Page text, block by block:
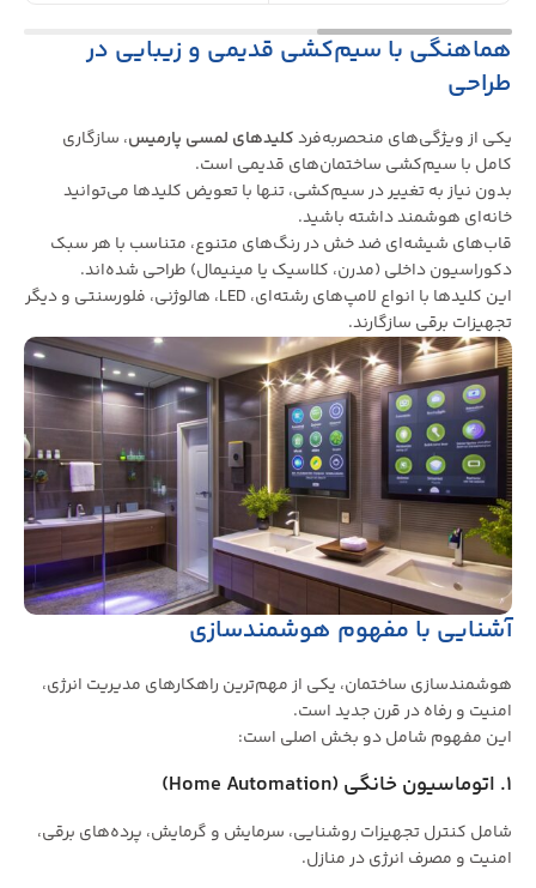
هماهنگی با سیم‌کشی قدیمی و زیبایی در
طراحی
یکی از ویژگی‌های منحصربه‌فردکلیدهای لمسی پارمیس، سازگاری
کامل با سیم‌کشی ساختمان‌های قدیمی است.
بدون نیاز به تغییر در سیم‌کشی، تنها با تعویض کلیدها می‌توانید
خانه‌ای هوشمند داشته باشید.
قاب‌های شیشه‌ای ضد خش در رنگ‌های متنوع، متناسب با هر سبک
دکوراسیون داخلی (مدرن، کلاسیک یا مینیمال) طراحی شده‌اند.
این کلیدها با انواع لامپ‌های رشته‌ای، LED، هالوژنی، فلورسنتی و دیگر
تجهیزات برقی سازگارند.
آشنایی با مفهوم هوشمندسازی
هوشمندسازی ساختمان، یکی از مهم‌ترین راهکارهای مدیریت انرژی،
امنیت و رفاه در قرن جدید است.
این مفهوم شامل دو بخش اصلی است:
1. اتوماسیون خانگی (Home Automation)
شامل کنترل تجهیزات روشنایی، سرمایش و گرمایش، پرده‌های برقی،
امنیت و مصرف انرژی در منازل.